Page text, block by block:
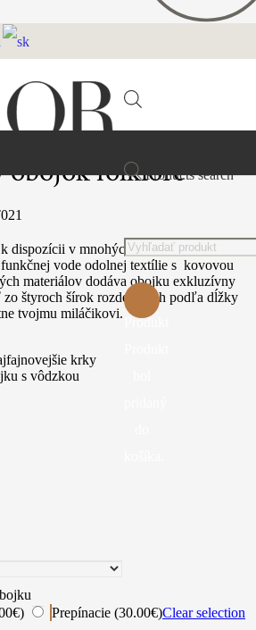
Products search
Produkt
obojok folklore
dispozícii v mnohých atraktívnych
vode odolnej textílie s kovovou
materiálov dodáva obojku exkluzívny
štyroch šírok rozdelených podľa dĺžky
tvojmu miláčikovi.
krky
s vôdzkou
Prepínacie (30.00€)Clear selection